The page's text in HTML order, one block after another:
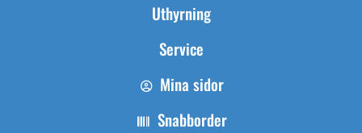
Uthyrning
Service
Mina sidor
Snabborder